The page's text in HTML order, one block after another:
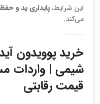
این شرایط، پایداری ید و
می‌کند.
خرید پوویدون
شیمی | واردات
قیمت رقابتی